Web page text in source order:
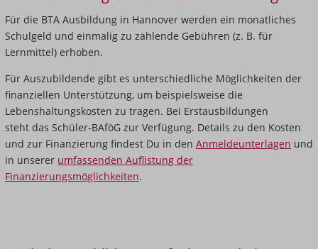
Für die BTA Ausbildung in Hannover werden ein monatliches
Schulgeld und einmalig zu zahlende Gebühren (z. B. für
Lernmittel) erhoben.
Für Auszubildende gibt es unterschiedliche Möglichkeiten der
finanziellen Unterstützung, um beispielsweise die
Lebenshaltungskosten zu tragen. Bei Erstausbildungen
steht das Schüler-BAföG zur Verfügung. Details zu den Kosten
und zur Finanzierung findest Du in den Anmeldeunterlagen und
in unserer umfassenden Auflistung der
Finanzierungsmöglichkeiten.